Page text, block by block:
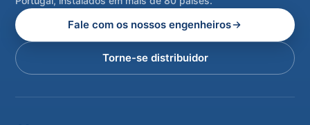
Fale com os nossos engenheiros
Torne-se distribuidor